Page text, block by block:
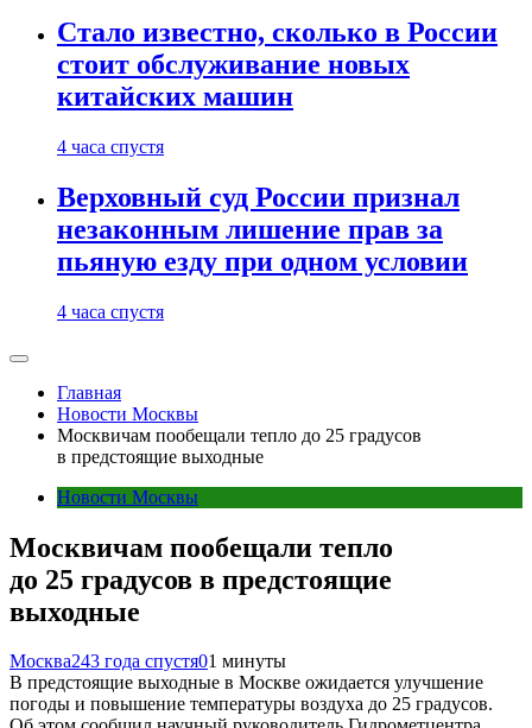
Стало известно, сколько в России
стоит обслуживание новых
китайских машин
4 часа спустя
Верховный суд России признал
незаконным лишение прав за
пьяную езду при одном условии
4 часа спустя
Главная
Новости Москвы
Москвичам пообещали тепло до 25 градусов
в предстоящие выходные
Новости Москвы
Москвичам пообещали тепло
до 25 градусов в предстоящие
выходные
Москва243 года спустя01 минуты
В предстоящие выходные в Москве ожидается улучшение
погоды и повышение температуры воздуха до 25 градусов.